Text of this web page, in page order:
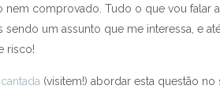
comprovado. Tudo o que vou falar
um assunto que me interessa, e
risco!
(visitem!) abordar esta questão